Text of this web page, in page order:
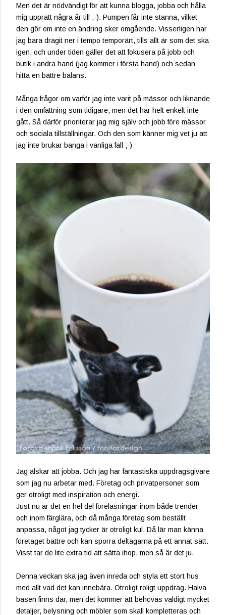
Men det är nödvändigt för att kunna blogga, jobba och hålla
mig upprätt några år till ;-). Pumpen får inte stanna, vilket
den gör om inte en ändring sker omgående. Visserligen har
jag bara dragit ner i tempo temporärt, tills allt är som det ska
igen, och under tiden gäller det att fokusera på jobb och
butik i andra hand (jag kommer i första hand) och sedan
hitta en bättre balans.
Många frågor om varför jag inte varit på mässor och liknande
i den omfattning som tidigare, men det har helt enkelt inte
gått. Så därför prioriterar jag mig själv och jobb före mässor
och sociala tillställningar. Och den som känner mig vet ju att
jag inte brukar banga i vanliga fall ;-)
Jag älskar att jobba. Och jag har fantastiska uppdragsgivare
som jag nu arbetar med. Företag och privatpersoner som
ger otroligt med inspiration och energi.
Just nu är det en hel del föreläsningar inom både trender
och inom färglära, och då många företag som beställt
anpassa, något jag tycker är otroligt kul. Då lär man känna
företaget bättre och kan sporra deltagarna på ett annat sätt.
Visst tar de lite extra tid att sätta ihop, men så är det ju.
Denna veckan ska jag även inreda och styla ett stort hus
med allt vad det kan innebära. Otroligt roligt uppdrag. Halva
basen finns där, men det kommer att behövas väldigt mycket
detaljer, belysning och möbler som skall kompletteras och